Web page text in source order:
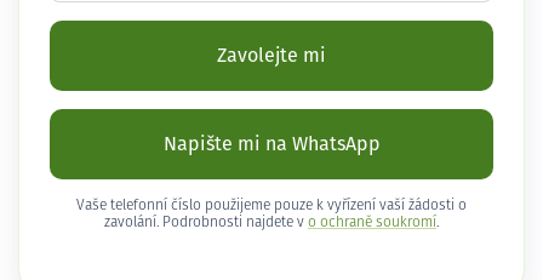
Zavolejte mi
Napište mi na WhatsApp
Vaše telefonní číslo použijeme pouze k vyřízení vaší žádosti o
zavolání. Podrobnosti najdete v o ochraně soukromí .